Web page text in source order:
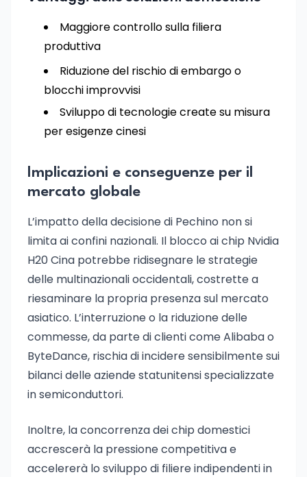
Maggiore controllo sulla filiera
produttiva
Riduzione del rischio di embargo o
blocchi improvvisi
Sviluppo di tecnologie create su misura
per esigenze cinesi
Implicazioni e conseguenze per il
mercato globale
L’impatto della decisione di Pechino non si
limita ai confini nazionali. Il blocco ai chip Nvidia
H20 Cina potrebbe ridisegnare le strategie
delle multinazionali occidentali, costrette a
riesaminare la propria presenza sul mercato
asiatico. L’interruzione o la riduzione delle
commesse, da parte di clienti come Alibaba o
ByteDance, rischia di incidere sensibilmente sui
bilanci delle aziende statunitensi specializzate
in semiconduttori.
Inoltre, la concorrenza dei chip domestici
accrescerà la pressione competitiva e
accelererà lo sviluppo di filiere indipendenti in